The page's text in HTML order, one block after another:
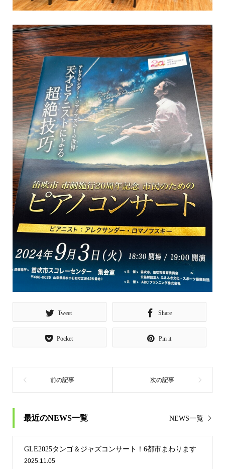
Tweet Share
Pocket Pin it
最近のNEWS一覧 NEWS一覧
GLE2025タンゴ＆ジャズコンサート！6都市まわります
2025.11.05